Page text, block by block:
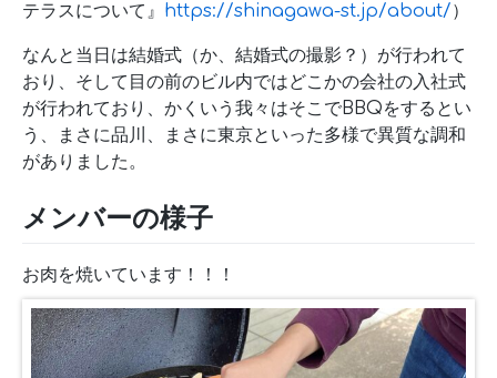
テラスについて』 https://shinagawa-st.jp/about/）
なんと当日は結婚式（か、結婚式の撮影？）が行われて
おり、そして目の前のビル内ではどこかの会社の入社式
が行われており、かくいう我々はそこでBBQをするとい
う、まさに品川、まさに東京といった多様で異質な調和
がありました。
メンバーの様子
お肉を焼いています！！！